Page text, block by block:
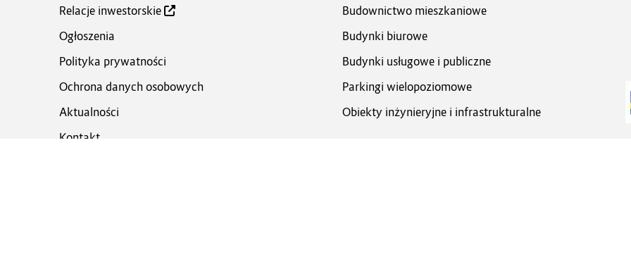
Relacje inwestorskie
Ogłoszenia
Polityka prywatności
Ochrona danych osobowych
Aktualności
Kontakt
Budownictwo mieszkaniowe
Budynki biurowe
Budynki usługowe i publiczne
Parkingi wielopoziomowe
Obiekty inżynieryjne i infrastrukturalne